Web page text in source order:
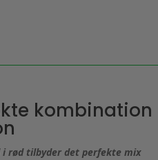
kombination
rød tilbyder det perfekte mix